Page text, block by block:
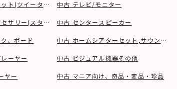
ト(ツイーター、ウーファー等)
サリー(スタンド等)
、ボード
ーヤー
ヤー
中古 テレビ/モニター
中古 センタースピーカー
中古 ホームシアターセット,サウンドバー
中古 ビジュアル機器その他
中古 マニア向け、奇品・変品・珍品